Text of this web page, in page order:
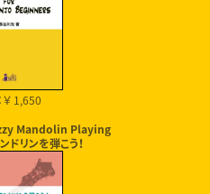
￥ 1,650
Mandolin Playing
ドリンを弾こう！